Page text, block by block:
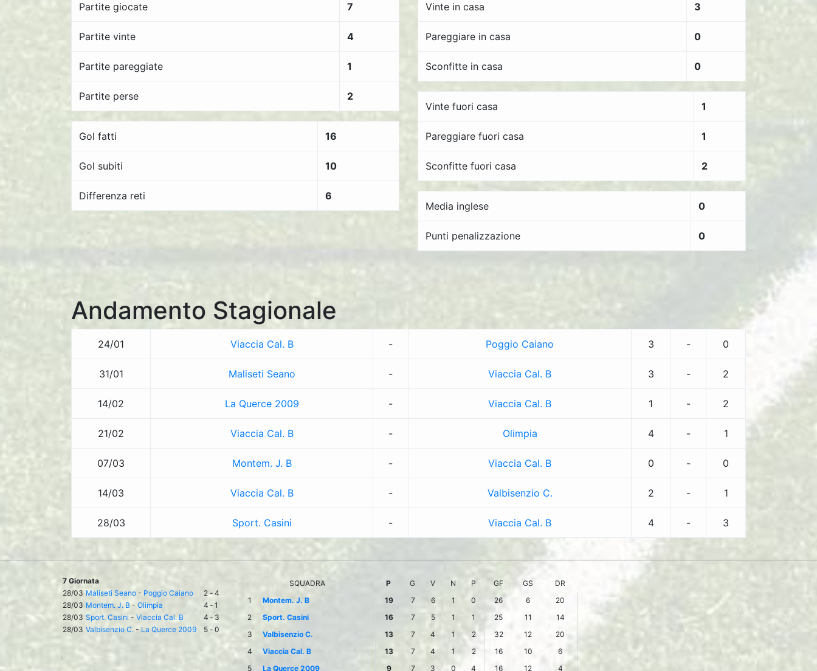
Partite giocate 7
Partite vinte 4
Partite pareggiate 1
Partite perse 2
Gol fatti 16
Gol subiti 10
Differenza reti 6
Vinte in casa 3
Pareggiare in casa 0
Sconfitte in casa 0
Vinte fuori casa 1
Pareggiare fuori casa 1
Sconfitte fuori casa 2
Media inglese 0
Punti penalizzazione 0
Andamento Stagionale
24/01 Viaccia Cal. B - Poggio Caiano 3 - 0
31/01 Maliseti Seano - Viaccia Cal. B 3 - 2
14/02 La Querce 2009 - Viaccia Cal. B 1 - 2
21/02 Viaccia Cal. B - Olimpia 4 - 1
07/03 Montem. J. B - Viaccia Cal. B 0 - 0
14/03 Viaccia Cal. B - Valbisenzio C. 2 - 1
28/03 Sport. Casini - Viaccia Cal. B 4 - 3
7 Giornata
28/03 Maliseti Seano - Poggio Caiano 2 - 4
28/03 Montem. J. B - Olimpia 4 - 1
28/03 Sport. Casini - Viaccia Cal. B 4 - 3
28/03 Valbisenzio C. - La Querce 2009 5 - 0
SQUADRA P G V N P GF GS
DR
1
Montem. J. B 19 7 6 1 0 26 6
20
2
Sport. Casini 16 7 5 1 1 25 11
14
3
Valbisenzio C. 13 7 4 1 2 32 12
20
4
Viaccia Cal. B 13 7 4 1 2 16 10
6
5
La Querce 2009 9 7 3 0 4 16 12 4